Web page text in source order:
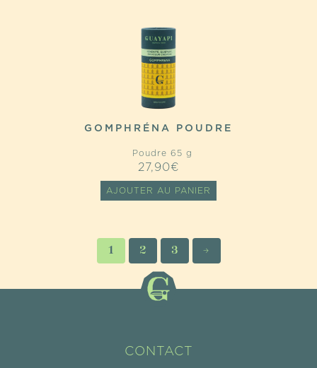
GOMPHRÉNA POUDRE
Poudre 65 g
27,90€
AJOUTER AU PANIER
1 2 3 →
CONTACT